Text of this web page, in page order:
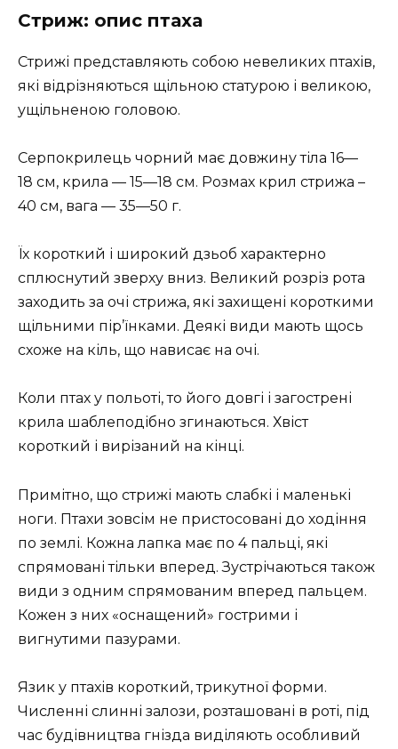
Стриж: опис птаха
Стрижі представляють собою невеликих птахів,
які відрізняються щільною статурою і великою,
ущільненою головою.
Серпокрилець чорний має довжину тіла 16—
18 см, крила — 15—18 см. Розмах крил стрижа –
40 см, вага — 35—50 г.
Їх короткий і широкий дзьоб характерно
сплюснутий зверху вниз. Великий розріз рота
заходить за очі стрижа, які захищені короткими
щільними пір’їнками. Деякі види мають щось
схоже на кіль, що нависає на очі.
Коли птах у польоті, то його довгі і загострені
крила шаблеподібно згинаються. Хвіст
короткий і вирізаний на кінці.
Примітно, що стрижі мають слабкі і маленькі
ноги. Птахи зовсім не пристосовані до ходіння
по землі. Кожна лапка має по 4 пальці, які
спрямовані тільки вперед. Зустрічаються також
види з одним спрямованим вперед пальцем.
Кожен з них «оснащений» гострими і
вигнутими пазурами.
Язик у птахів короткий, трикутної форми.
Численні слинні залози, розташовані в роті, під
час будівництва гнізда виділяють особливий